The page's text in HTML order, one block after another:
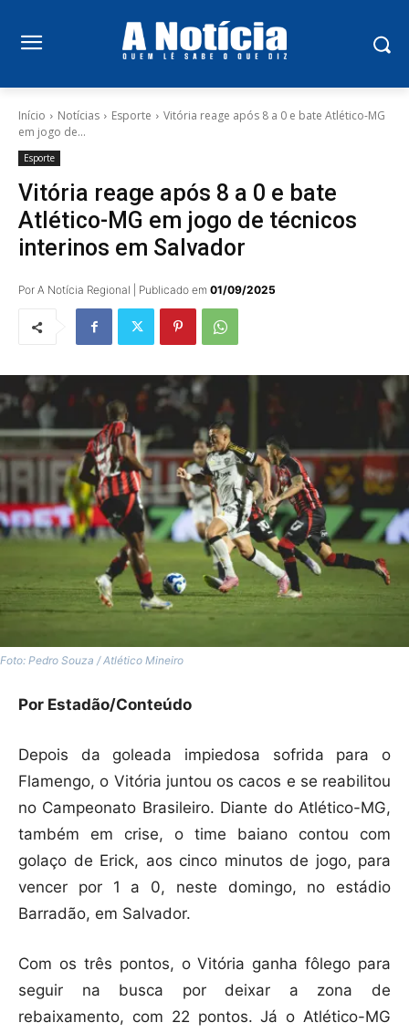
Início Notícias Esporte
Vitória reage após 8 a 0 e bate Atlético-MG
em jogo de...
Esporte
Vitória reage após 8 a 0 e bate
Atlético-MG em jogo de técnicos
interinos em Salvador
Por A Notícia Regional | Publicado em 01/09/2025
Foto: Pedro Souza / Atlético Mineiro
Por Estadão/Conteúdo
Depois da goleada impiedosa sofrida para o
Flamengo, o Vitória juntou os cacos e se reabilitou
no Campeonato Brasileiro. Diante do Atlético-MG,
também em crise, o time baiano contou com
golaço de Erick, aos cinco minutos de jogo, para
vencer por 1 a 0, neste domingo, no estádio
Barradão, em Salvador.
Com os três pontos, o Vitória ganha fôlego para
seguir na busca por deixar a zona de
rebaixamento, com 22 pontos. Já o Atlético-MG